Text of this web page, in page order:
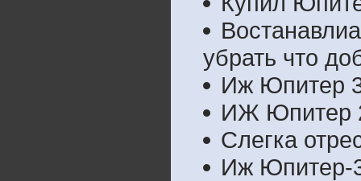
убрать что
Иж Юпитер
ИЖ Юпитер
Слегка
Иж Юпитер-